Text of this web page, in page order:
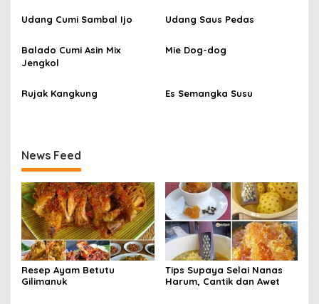
o
s
Udang Cumi Sambal Ijo Udang Saus Pedas
Balado Cumi Asin Mix
Jengkol
Mie Dog-dog
Rujak Kangkung Es Semangka Susu
News Feed
Resep Ayam Betutu
Gilimanuk
Tips Supaya Selai Nanas
Harum, Cantik dan Awet